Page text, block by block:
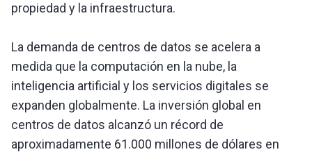
propiedad y la infraestructura.
La demanda de centros de datos se acelera a
medida que la computación en la nube, la
inteligencia artificial y los servicios digitales se
expanden globalmente. La inversión global en
centros de datos alcanzó un récord de
aproximadamente 61.000 millones de dólares en